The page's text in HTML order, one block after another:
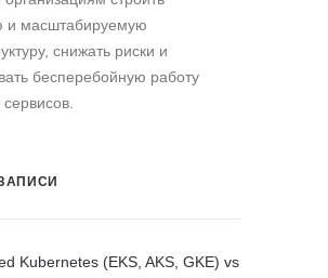
и масштабируемую
снижать риски и
бесперебойную работу
Kubernetes (EKS, AKS, GKE) vs